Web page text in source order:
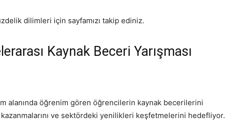
dilimleri için sayfamızı takip ediniz.
Kaynak Beceri Yarışması
alanında öğrenim gören öğrencilerin kaynak becerilerini
ve sektördeki yenilikleri keşfetmelerini hedefliyor.